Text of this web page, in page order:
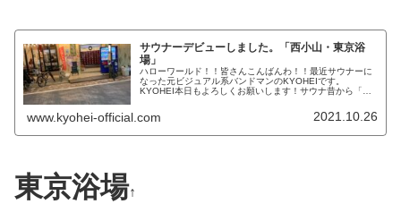
サウナーデビューしました。「西小山・東京浴
場」
ハローワールド！！皆さんこんばんわ！！最近サウナーに
なった元ビジュアル系バンドマンのKYOHEIです。
KYOHEI本日もよろしくお願いします！サウナ昔から「健
www.kyohei-official.com 2021.10.26
東京浴場↑